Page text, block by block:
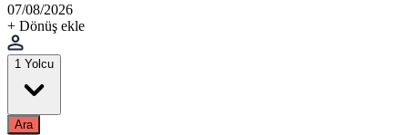
07/08/2026
+ Dönüş ekle
1 Yolcu
Ara